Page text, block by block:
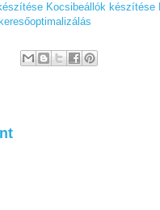
Kocsibeállók készítése